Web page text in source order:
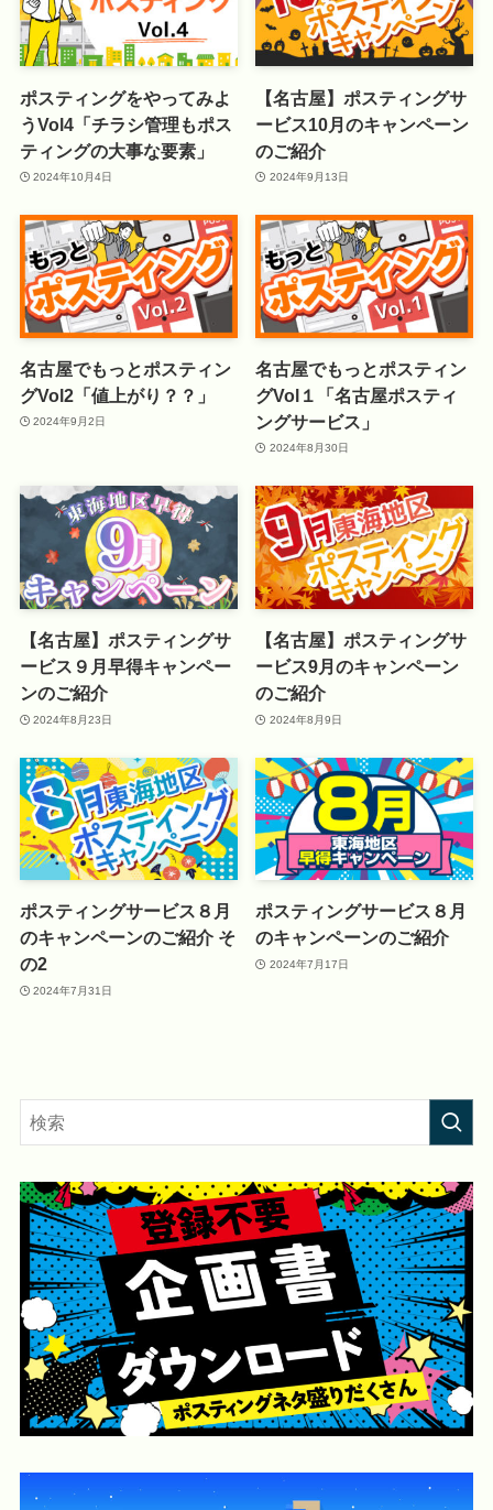
ポスティングをやってみよ
うVol4「チラシ管理もポス
ティングの大事な要素」
2024年10月4日
【名古屋】ポスティングサ
ービス10月のキャンペーン
のご紹介
2024年9月13日
名古屋でもっとポスティン
グVol2「値上がり？？」
2024年9月2日
名古屋でもっとポスティン
グVol１「名古屋ポスティ
ングサービス」
2024年8月30日
【名古屋】ポスティングサ
ービス９月早得キャンペー
ンのご紹介
2024年8月23日
【名古屋】ポスティングサ
ービス9月のキャンペーン
のご紹介
2024年8月9日
ポスティングサービス８月
のキャンペーンのご紹介 そ
の2
2024年7月31日
ポスティングサービス８月
のキャンペーンのご紹介
2024年7月17日